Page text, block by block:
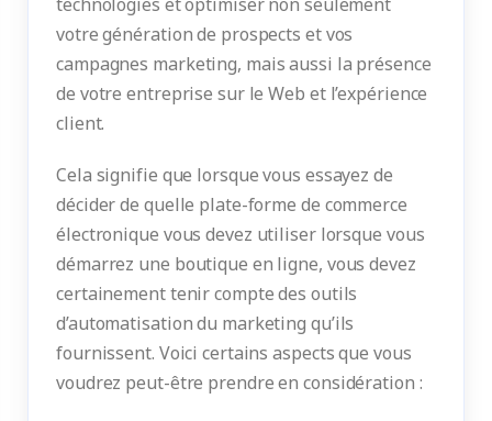
votre génération de prospects et vos
campagnes marketing, mais aussi la présence
de votre entreprise sur le Web et l’expérience
client.
Cela signifie que lorsque vous essayez de
décider de quelle plate-forme de commerce
électronique vous devez utiliser lorsque vous
démarrez une boutique en ligne, vous devez
certainement tenir compte des outils
d’automatisation du marketing qu’ils
fournissent. Voici certains aspects que vous
voudrez peut-être prendre en considération :